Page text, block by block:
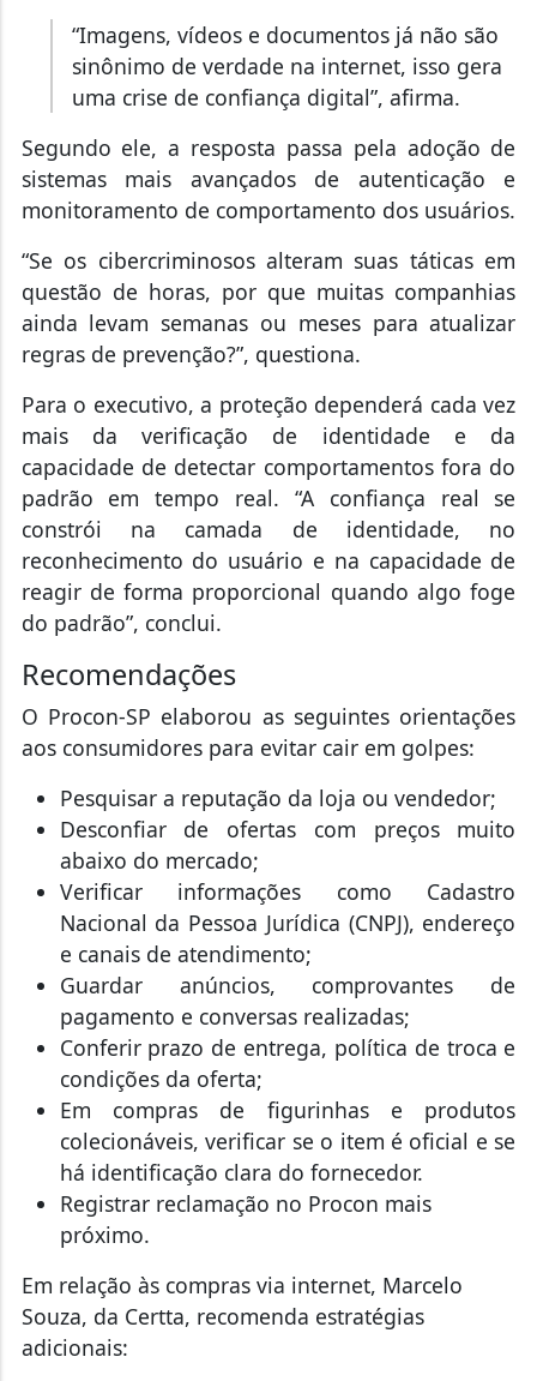
“Imagens, vídeos e documentos já não são
sinônimo de verdade na internet, isso gera
uma crise de confiança digital”, afirma.
Segundo ele, a resposta passa pela adoção de
sistemas mais avançados de autenticação e
monitoramento de comportamento dos usuários.
“Se os cibercriminosos alteram suas táticas em
questão de horas, por que muitas companhias
ainda levam semanas ou meses para atualizar
regras de prevenção?”, questiona.
Para o executivo, a proteção dependerá cada vez
mais da verificação de identidade e da
capacidade de detectar comportamentos fora do
padrão em tempo real. “A confiança real se
constrói na camada de identidade, no
reconhecimento do usuário e na capacidade de
reagir de forma proporcional quando algo foge
do padrão”, conclui.
Recomendações
O Procon-SP elaborou as seguintes orientações
aos consumidores para evitar cair em golpes:
Pesquisar a reputação da loja ou vendedor;
Desconfiar de ofertas com preços muito
abaixo do mercado;
Verificar informações como Cadastro
Nacional da Pessoa Jurídica (CNPJ), endereço
e canais de atendimento;
Guardar anúncios, comprovantes de
pagamento e conversas realizadas;
Conferir prazo de entrega, política de troca e
condições da oferta;
Em compras de figurinhas e produtos
colecionáveis, verificar se o item é oficial e se
há identificação clara do fornecedor.
Registrar reclamação no Procon mais
próximo.
Em relação às compras via internet, Marcelo
Souza, da Certta, recomenda estratégias
adicionais: